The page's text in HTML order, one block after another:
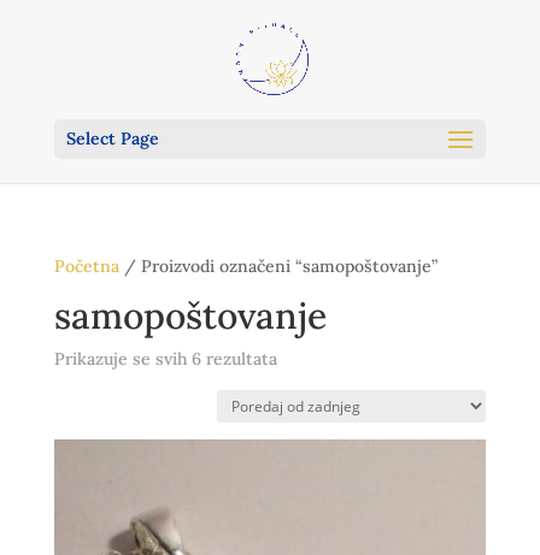
Select Page
Početna/ Proizvodi označeni “samopoštovanje”
samopoštovanje
Prikazuje se svih 6 rezultataPoredano
najnovijem